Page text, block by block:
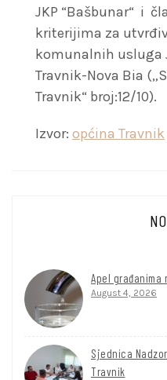
JKP “Bašbunar“ i
kriterijima za
komunalnih usluga
Travnik-Nova Bia
Travnik“ broj:12/10).
Izvor: općina Travnik
Apel
August 4, 2026
Sjednica
Travnik